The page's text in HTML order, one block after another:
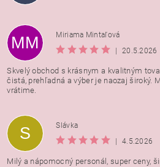
Vložením hodnotenie súhlasíte s
osobných údajov
MM
Miriama Mintaľová
20.5.2026
Skvelý obchod s krásnym a kvalitným
čistá, prehľadná a výber je naozaj široký.
vrátime.
S
Slávka
4.5.2026
Milý a nápomocný personál, super ceny,